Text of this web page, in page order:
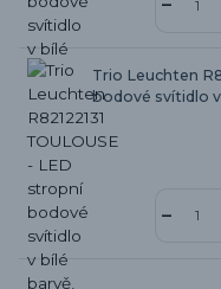
Trio Leuchten
bodové svítidlo